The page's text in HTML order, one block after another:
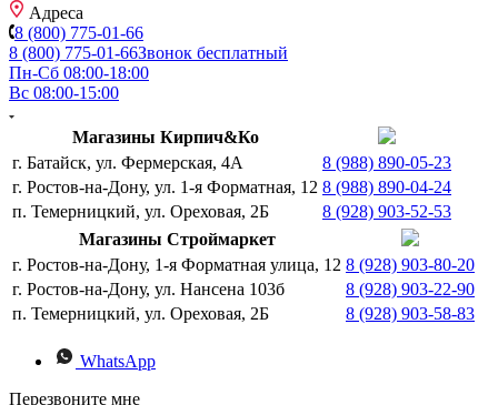
Адреса
8 (800) 775-01-66
8 (800) 775-01-66Звонок бесплатный
Пн-Сб 08:00-18:00
Вс 08:00-15:00
Магазины Кирпич&Ко
г. Батайск, ул. Фермерская, 4А
8 (988) 890-05-23
г. Ростов-на-Дону, ул. 1-я Форматная, 12 8 (988) 890-04-24
п. Темерницкий, ул. Ореховая, 2Б
8 (928) 903-52-53
Магазины Строймаркет
г. Ростов-на-Дону, 1-я Форматная улица, 12 8 (928) 903-80-20
г. Ростов-на-Дону, ул. Нансена 103б
8 (928) 903-22-90
п. Темерницкий, ул. Ореховая, 2Б
8 (928) 903-58-83
WhatsApp
Перезвоните мне